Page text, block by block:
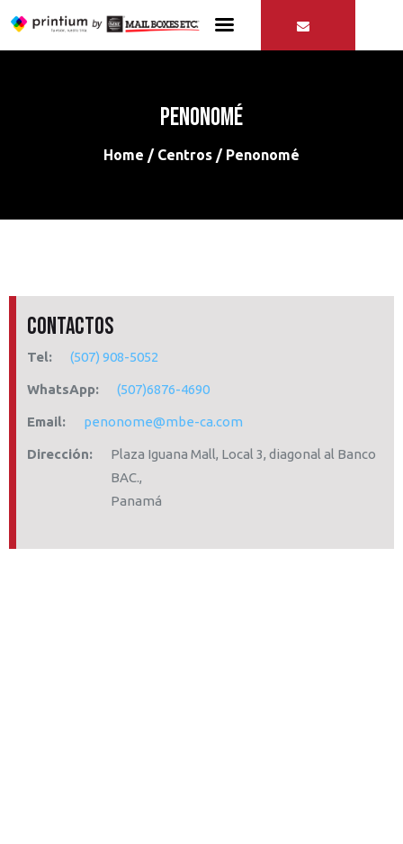
Penonomé
Home Centros Penonomé
Contactos
Tel: (507) 908-5052
WhatsApp: (507)6876-4690
Email: penonome@mbe-ca.com
Dirección:
Plaza Iguana Mall, Local 3, diagonal al Banco
BAC.,
Panamá